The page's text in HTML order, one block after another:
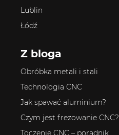
Lublin
Łódź
Z bloga
Obróbka metali i stali
Technologia CNC
Jak spawać aluminium?
Czym jest frezowanie CNC?
Toczenie CNC – poradnik